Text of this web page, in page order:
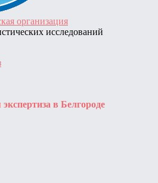
организация
исследований
в Белгороде